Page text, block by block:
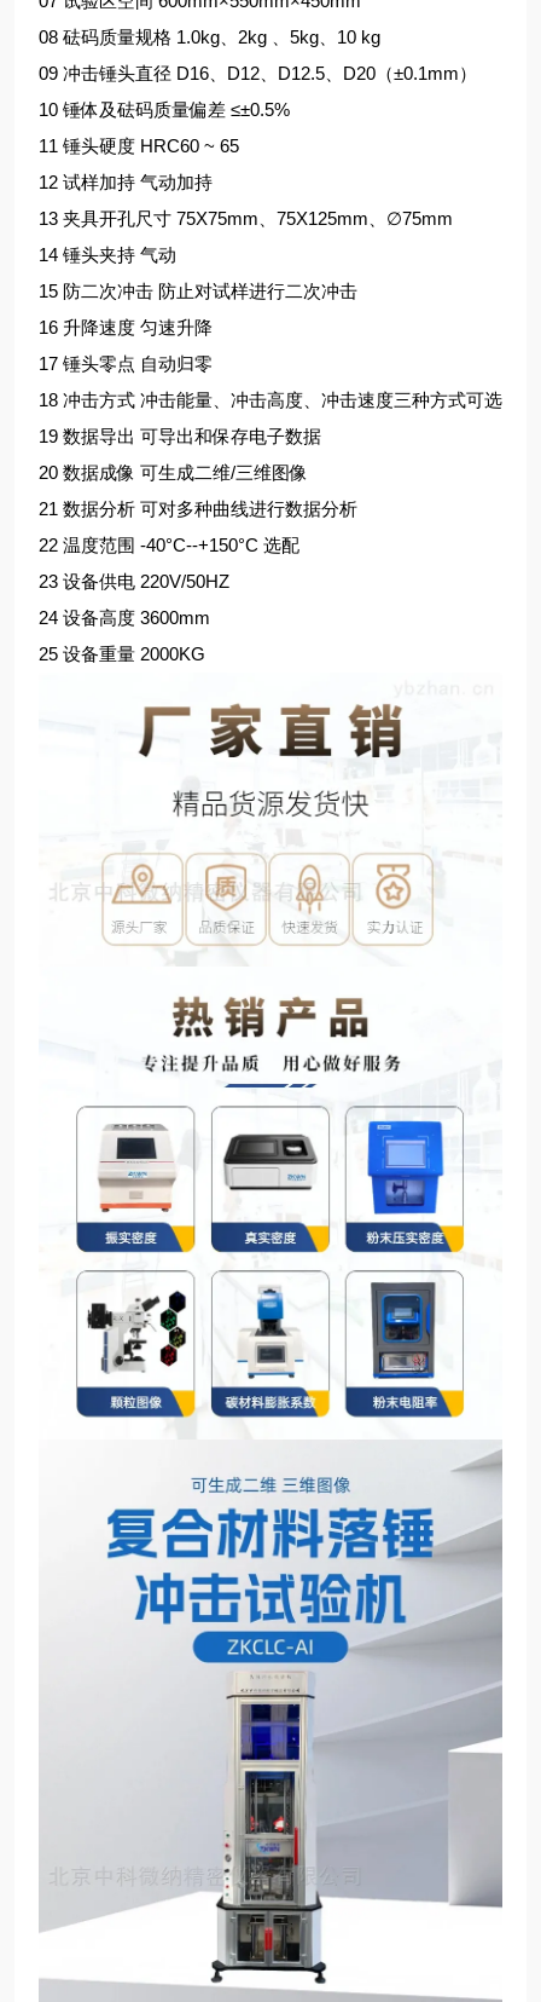
08 砝码质量规格 1.0kg、2kg 、5kg、10 kg
09 冲击锤头直径 D16、D12、D12.5、D20（±0.1mm）
10 锤体及砝码质量偏差 ≤±0.5%
11 锤头硬度 HRC60 ~ 65
12 试样加持 气动加持
13 夹具开孔尺寸 75X75mm、75X125mm、∅75mm
14 锤头夹持 气动
15 防二次冲击 防止对试样进行二次冲击
16 升降速度 匀速升降
17 锤头零点 自动归零
18 冲击方式 冲击能量、冲击高度、冲击速度三种方式可选
19 数据导出 可导出和保存电子数据
20 数据成像 可生成二维/三维图像
21 数据分析 可对多种曲线进行数据分析
22 温度范围 -40°C--+150°C 选配
23 设备供电 220V/50HZ
24 设备高度 3600mm
25 设备重量 2000KG